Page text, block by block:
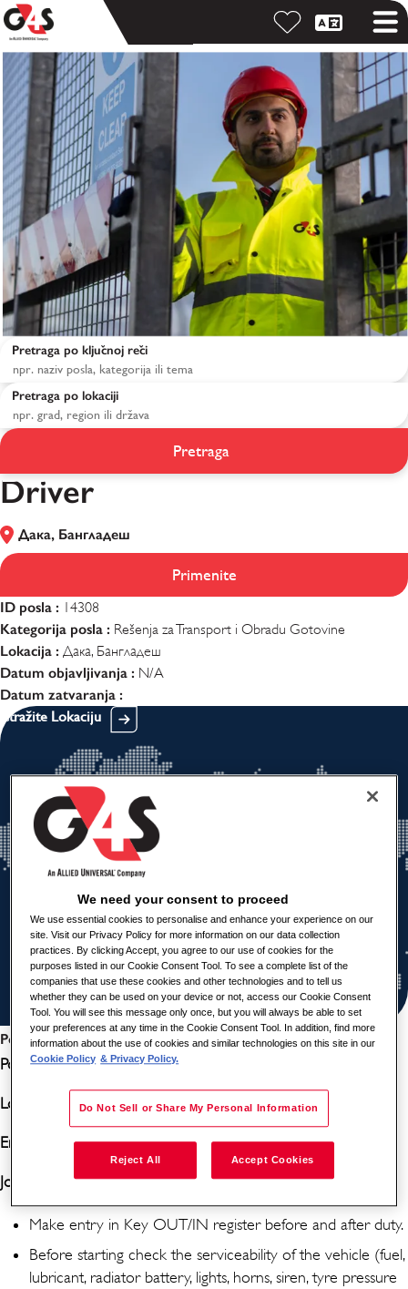
Driver
Pretraga po ključnoj reči
Pretraga po lokaciji
Pretraga
Driver
Дака, Бангладеш
Primenite
ID posla : 14308
Kategorija posla : Rešenja za Transport i Obradu Gotovine
Lokacija : Дака, Бангладеш
Datum objavljivanja : N/A
Datum zatvaranja :
Istražite Lokaciju
Podelite ovaj posao
Position: Driver
Location: Dhaka, Bangladesh
Employment Status: Full-Time
Job Description/ Responsibilities:
Make entry in Key OUT/IN register before and after duty.
Before starting check the serviceability of the vehicle (fuel,
lubricant, radiator battery, lights, horns, siren, tyre pressure
We need your consent to proceed
We use essential cookies to personalise and enhance your experience on our
site. Visit our Privacy Policy for more information on our data collection
practices. By clicking Accept, you agree to our use of cookies for the
purposes listed in our Cookie Consent Tool. To see a complete list of the
companies that use these cookies and other technologies and to tell us
whether they can be used on your device or not, access our Cookie Consent
Tool. You will see this message only once, but you will always be able to set
your preferences at any time in the Cookie Consent Tool. In addition, find more
information about the use of cookies and similar technologies on this site in our
Cookie Policy & Privacy Policy.
Do Not Sell or Share My Personal Information
Reject All Accept Cookies